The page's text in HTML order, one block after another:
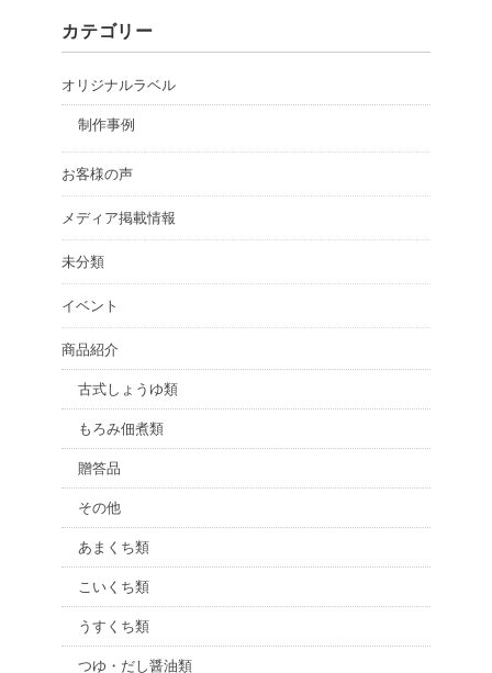
カテゴリー
オリジナルラベル
制作事例
お客様の声
メディア掲載情報
未分類
イベント
商品紹介
古式しょうゆ類
もろみ佃煮類
贈答品
その他
あまくち類
こいくち類
うすくち類
つゆ・だし醤油類